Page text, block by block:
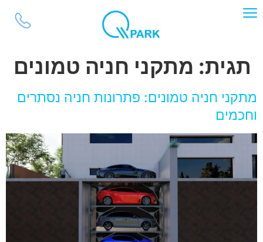
לתוכן
תגית: מתקני חניה טמונים
מתקני חניה טמונים: פתרונות חניה נסתרים
וחכמים